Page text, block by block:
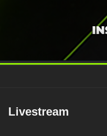
Livestream